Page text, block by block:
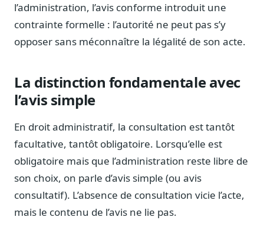
Affaires réglementaires
JO, décrets, conseil des ministres, AAI
Fédérations & plaidoyer
Parlementaires
Préparez vos interventions et amendements
Journalistes
Veille en temps réel, embeds pour vos contenus
l’administration, l’avis conforme introduit une
contrainte formelle : l’autorité ne peut pas s’y
opposer sans méconnaître la légalité de son acte.
La distinction fondamentale avec
l’avis simple
En droit administratif, la consultation est tantôt
facultative, tantôt obligatoire. Lorsqu’elle est
obligatoire mais que l’administration reste libre de
son choix, on parle d’avis simple (ou avis
consultatif). L’absence de consultation vicie l’acte,
mais le contenu de l’avis ne lie pas.